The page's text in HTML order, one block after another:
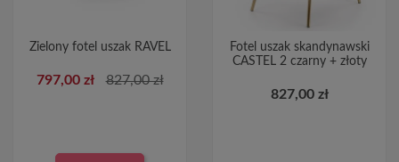
Zielony fotel uszak RAVEL
797,00 zł 827,00 zł
Fotel uszak skandynawski
CASTEL 2 czarny + złoty
827,00 zł